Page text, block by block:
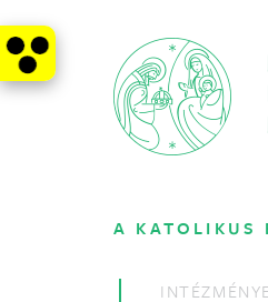
A KATOLIKUS